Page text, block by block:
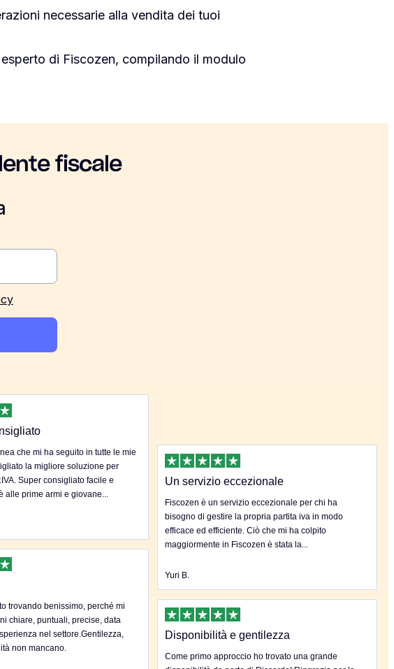
necessarie alla vendita dei tuoi
di Fiscozen, compilando il modulo
fiscale
che mi ha seguito in tutte le mie
la migliore soluzione per
Super consigliato facile e
alle prime armi e giovane...
Un servizio eccezionale
Fiscozen è un servizio eccezionale per chi ha
bisogno di gestire la propria partita iva in modo
efficace ed efficiente. Ciò che mi ha colpito
maggiormente in Fiscozen è stata la...
Yuri B.
trovando benissimo, perché mi
chiare, puntuali, precise, data
nel settore.Gentilezza,
non mancano.
Disponibilità e gentilezza
Come primo approccio ho trovato una grande